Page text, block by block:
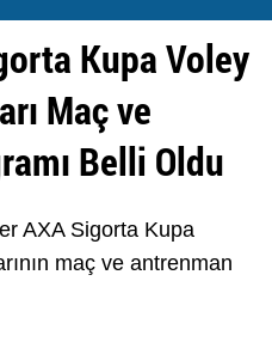
Kupa Voley
Maç ve
Belli Oldu
AXA Sigorta Kupa
maç ve antrenman